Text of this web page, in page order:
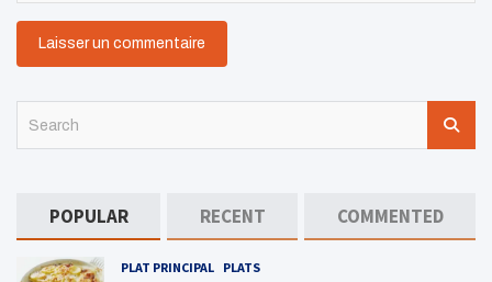
POPULAR RECENT COMMENTED
PLAT PRINCIPAL PLATS